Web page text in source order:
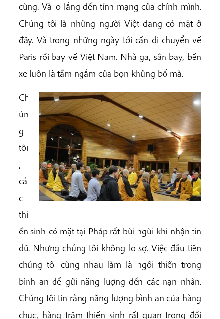
cùng. Và lo lắng đến tính mạng của chính mình.
Chúng tôi là những người Việt đang có mặt ở
đây. Và trong những ngày tới cần di chuyển về
Paris rồi bay về Việt Nam. Nhà ga, sân bay, bến
xe luôn là tầm ngắm của bọn khủng bố mà.
Ch
ún
g
tôi
,
cá
c
thi
ền sinh có mặt tại Pháp rất bùi ngùi khi nhận tin
dữ. Nhưng chúng tôi không lo sợ. Việc đầu tiên
chúng tôi cùng nhau làm là ngồi thiền trong
bình an để gửi năng lượng đến các nạn nhân.
Chúng tôi tin rằng năng lượng bình an của hàng
chục, hàng trăm thiền sinh rất quan trọng đối